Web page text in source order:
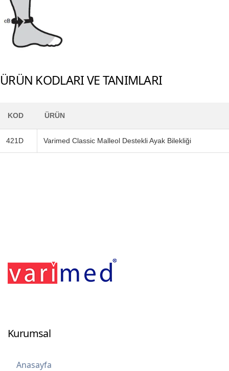
ÜRÜN KODLARI VE TANIMLARI
KOD ÜRÜN
421D Varimed Classic Malleol Destekli Ayak Bilekliği
Kurumsal
Anasayfa